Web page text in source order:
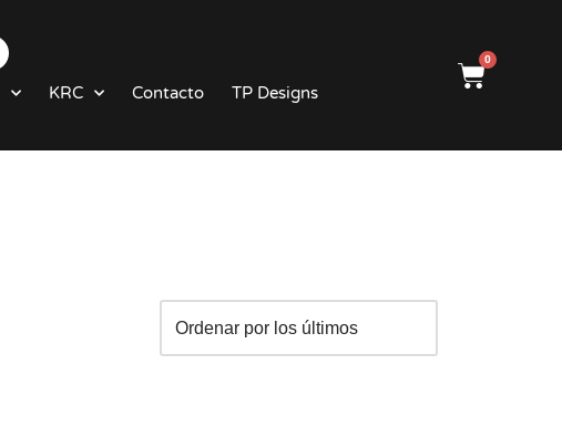
KRC Contacto TP Designs
0